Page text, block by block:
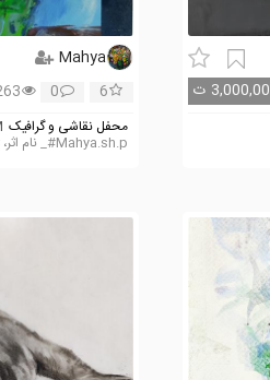
ت
Mahya
6
0
محفل نقاشی و گرافیک
Mahya.sh.p#_ نام اثر،